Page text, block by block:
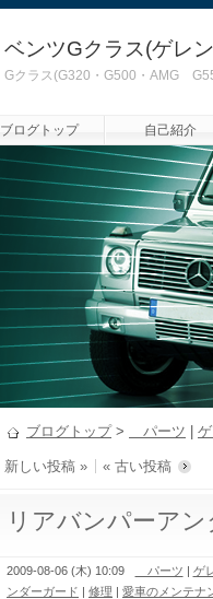
ベンツGクラス(ゲレ
Gクラス(G320・G500・AMG
ブログトップ 自己紹介
ブログトップ> パーツ
新しい投稿 » « 古い投稿
リアバンパーア
2009-08-06 (木) 10:09 パーツ | ゲ
ンダーガード | 修理 | 愛車のメンテナ